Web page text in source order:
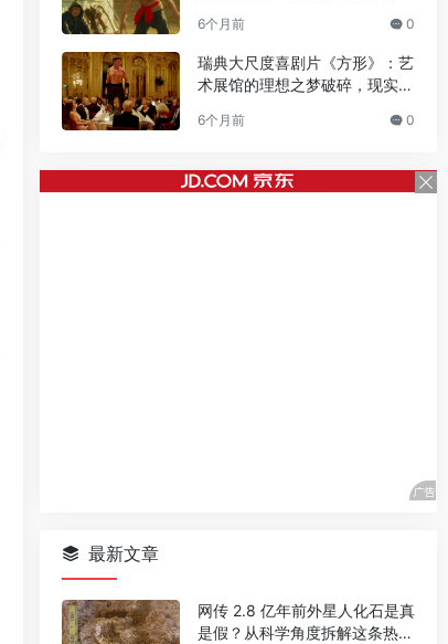
6个月前 0
瑞典大尺度喜剧片《方形》：艺
术展馆的理想之梦破碎，现实困
6个月前 0
最新文章
网传 2.8 亿年前外星人化石是真
是假？从科学角度拆解这条热门